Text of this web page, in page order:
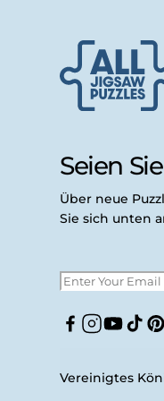
Seien
Über neue
Sie sich unten
Facebook
Instagram
YouTube
TikTok